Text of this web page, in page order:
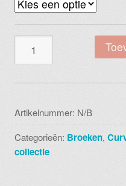
broek
d
03
Artikelnummer: N/B
Categorieën: Broeken,
collectie